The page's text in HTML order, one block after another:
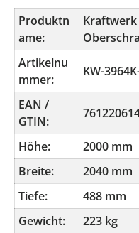
Produktn
ame:
Artikelnu
mmer:
KW-
EAN /
GTIN:
Höhe:
2000 mm
Breite:
2040 mm
Tiefe:
488 mm
Gewicht:
223 kg